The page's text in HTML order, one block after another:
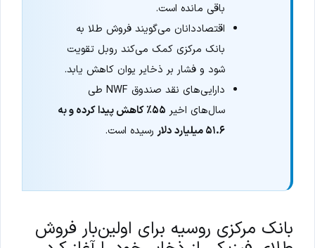
باقی مانده است.
اقتصاددانان می‌گویند فروش طلا به
بانک مرکزی کمک می‌کند روبل تقویت
شود و فشار بر ذخایر یوان کاهش یابد.
دارایی‌های نقد صندوق NWF طی
سال‌های اخیر
۵۵٪ کاهش پیدا کرده و به
۵۱.۶ میلیارد دلار
رسیده است.
بانک مرکزی روسیه برای اولین‌بار فروش